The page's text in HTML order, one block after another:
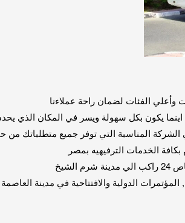
وأعلي الفئات لضمان راحة عملاءنا
بكل سهولة ويسر في المكان الذي يحدده
التي توفر جميع متطلباتك من حيث الجودة
الخدمات الترفيهيه بمصر
الدولية والافتتاحية في مدينة العاصمة